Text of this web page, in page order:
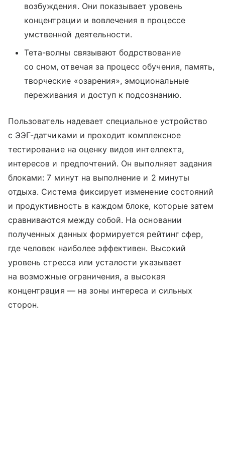
возбуждения. Они показывает уровень
концентрации и вовлечения в процессе
умственной деятельности.
Тета-волны связывают бодрствование
со сном, отвечая за процесс обучения, память,
творческие «озарения», эмоциональные
переживания и доступ к подсознанию.
Пользователь надевает специальное устройство
с ЭЭГ-датчиками и проходит комплексное
тестирование на оценку видов интеллекта,
интересов и предпочтений. Он выполняет задания
блоками: 7 минут на выполнение и 2 минуты
отдыха. Система фиксирует изменение состояний
и продуктивность в каждом блоке, которые затем
сравниваются между собой. На основании
полученных данных формируется рейтинг сфер,
где человек наиболее эффективен. Высокий
уровень стресса или усталости указывает
на возможные ограничения, а высокая
концентрация — на зоны интереса и сильных
сторон.